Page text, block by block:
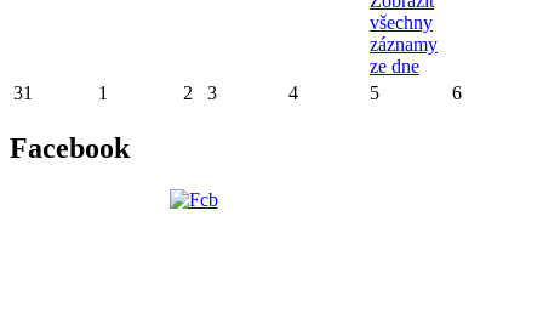
všechny
záznamy
ze dne
31 1 2 3 4 5 6
Facebook